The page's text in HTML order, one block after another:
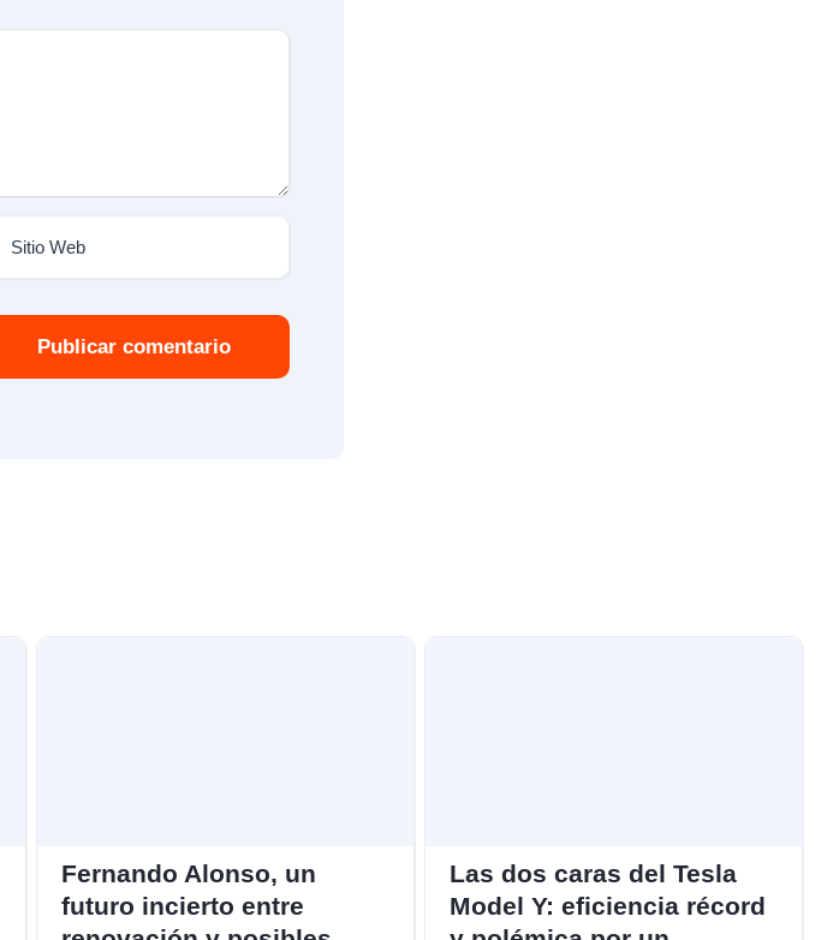
Publicar comentario
Fernando Alonso, un
futuro incierto entre
Las dos caras del Tesla
Model Y: eficiencia récord